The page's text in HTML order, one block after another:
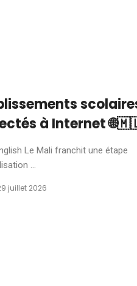
à Internet
Le Mali franchit une étape
...
juillet 2026